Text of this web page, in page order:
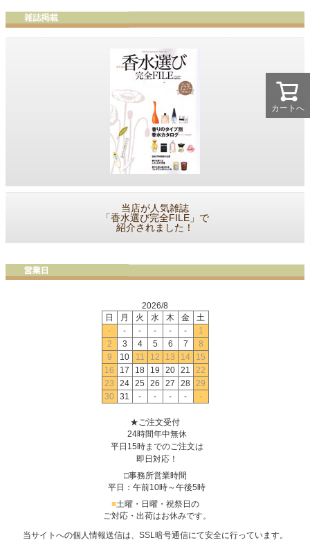
カートへ
当店が人気雑誌
「香水選び完全FILE」で
紹介されました！
2026/8
日
月 火 水 木 金
土
-
- - - - -
1
2
3 4 5 6 7
8
9
10 11 12 13 14
15
16
17 18 19 20 21
22
23
24 25 26 27 28 29
30
31 - - - - -
★ご注文受付
24時間年中無休
平日15時までのご注文は
即日対応！
□事務所営業時間
平日：午前10時～午後5時
■土曜・日曜・祝祭日の
ご対応・出荷はお休みです。
当サイトへの個人情報送信は、SSL暗号通信にて安全に行っています。